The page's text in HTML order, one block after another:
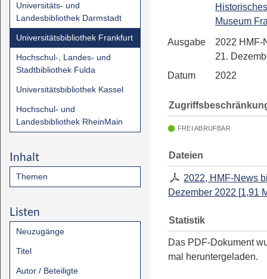
Universitäts- und
Landesbibliothek Darmstadt
Universitätsbibliothek Frankfurt
Hochschul-, Landes- und
Stadtbibliothek Fulda
Universitätsbibliothek Kassel
Hochschul- und
Landesbibliothek RheinMain
Inhalt
Themen
Listen
Neuzugänge
Titel
Autor / Beteiligte
Historisches
Museum
Ausgabe
2022 HMF-
21.
Datum
2022
FREI ABRUFBAR
Dateien
2022, HMF-News
Dezember 2022 [1,91
Statistik
Das PDF-Dokument
mal heruntergeladen.